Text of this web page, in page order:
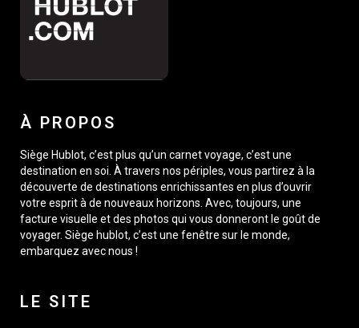
À PROPOS
Siège Hublot, c’est plus qu’un carnet voyage, c’est une
destination en soi. À travers nos périples, vous partirez à la
découverte de destinations enrichissantes en plus d’ouvrir
votre esprit à de nouveaux horizons. Avec, toujours, une
facture visuelle et des photos qui vous donneront le goût de
voyager. Siège hublot, c’est une fenêtre sur le monde,
embarquez avec nous !
LE SITE